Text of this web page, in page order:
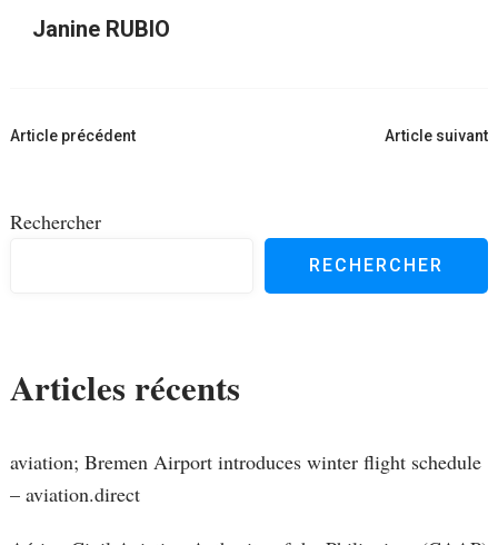
Janine RUBIO
Navigation
Article précédent Article suivant
Rechercher
RECHERCHER
Articles récents
aviation; Bremen Airport introduces winter flight schedule
– aviation.direct